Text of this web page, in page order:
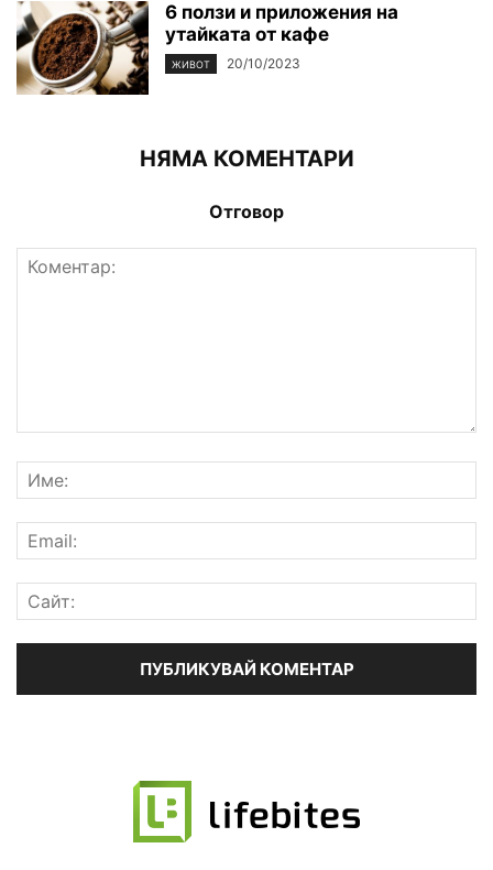
6 ползи и приложения на
утайката от кафе
ЖИВОТ 20/10/2023
НЯМА КОМЕНТАРИ
Отговор